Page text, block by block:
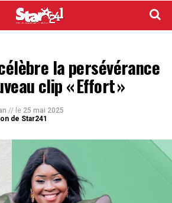
la persévérance
clip « Effort »
// le 25 mai 2025
de Star241